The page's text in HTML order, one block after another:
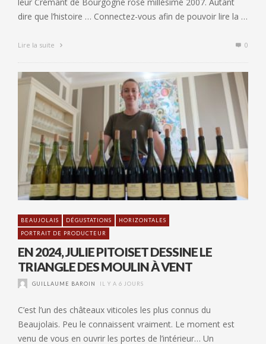
dire que l’histoire … Connectez-vous afin de pouvoir lire la …
Lire la suite 0
BEAUJOLAIS DÉGUSTATIONS
HORIZONTALES
PORTRAIT DE PRODUCTEUR
EN 2024, JULIE PITOISET DESSINE LE
TRIANGLE DES MOULIN À VENT
GUILLAUME BAROIN IL Y A 6 JOURS
C’est l’un des châteaux viticoles les plus connus du
Beaujolais. Peu le connaissent vraiment. Le moment est
venu de vous en ouvrir les portes de l’intérieur… Un